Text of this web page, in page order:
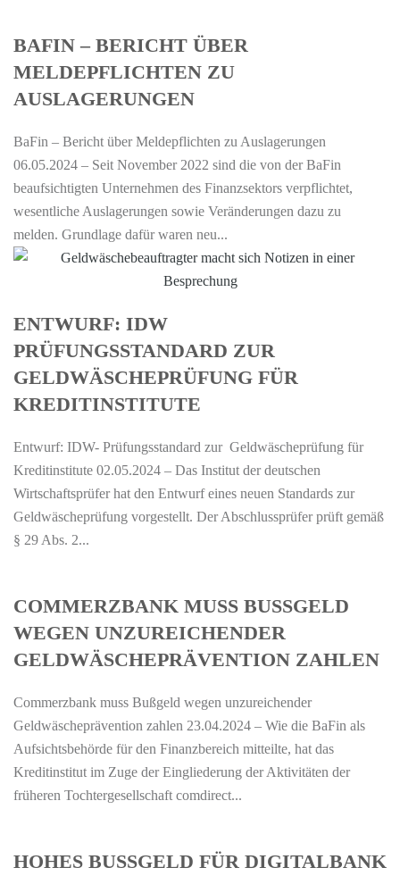
BAFIN – BERICHT ÜBER
MELDEPFLICHTEN ZU
AUSLAGERUNGEN
BaFin – Bericht über Meldepflichten zu Auslagerungen
06.05.2024 – Seit November 2022 sind die von der BaFin
beaufsichtigten Unternehmen des Finanzsektors verpflichtet,
wesentliche Auslagerungen sowie Veränderungen dazu zu
melden. Grundlage dafür waren neu...
ENTWURF: IDW
PRÜFUNGSSTANDARD ZUR
GELDWÄSCHEPRÜFUNG FÜR
KREDITINSTITUTE
Entwurf: IDW- Prüfungsstandard zur Geldwäscheprüfung für
Kreditinstitute 02.05.2024 – Das Institut der deutschen
Wirtschaftsprüfer hat den Entwurf eines neuen Standards zur
Geldwäscheprüfung vorgestellt. Der Abschlussprüfer prüft gemäß
§ 29 Abs. 2...
COMMERZBANK MUSS BUSSGELD W
EGEN UNZUREICHENDER G
ELDWÄSCHEPRÄVENTION ZAHLEN
Commerzbank muss Bußgeld wegen unzureichender
Geldwäscheprävention zahlen 23.04.2024 – Wie die BaFin als
Aufsichtsbehörde für den Finanzbereich mitteilte, hat das
Kreditinstitut im Zuge der Eingliederung der Aktivitäten der
früheren Tochtergesellschaft comdirect...
HOHES BUSSGELD FÜR DIGITALBANK S